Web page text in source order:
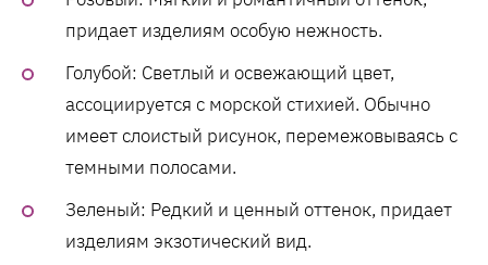
придает изделиям особую нежность.
Голубой: Светлый и освежающий цвет,
ассоциируется с морской стихией. Обычно
имеет слоистый рисунок, перемежовываясь с
темными полосами.
Зеленый: Редкий и ценный оттенок, придает
изделиям экзотический вид.